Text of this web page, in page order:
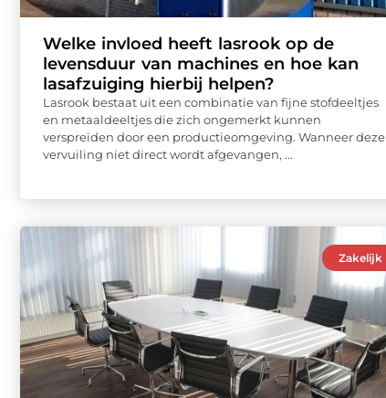
Welke invloed heeft lasrook op de
levensduur van machines en hoe kan
lasafzuiging hierbij helpen?
Lasrook bestaat uit een combinatie van fijne stofdeeltjes
en metaaldeeltjes die zich ongemerkt kunnen
verspreiden door een productieomgeving. Wanneer deze
vervuiling niet direct wordt afgevangen, ...
Zakelijk